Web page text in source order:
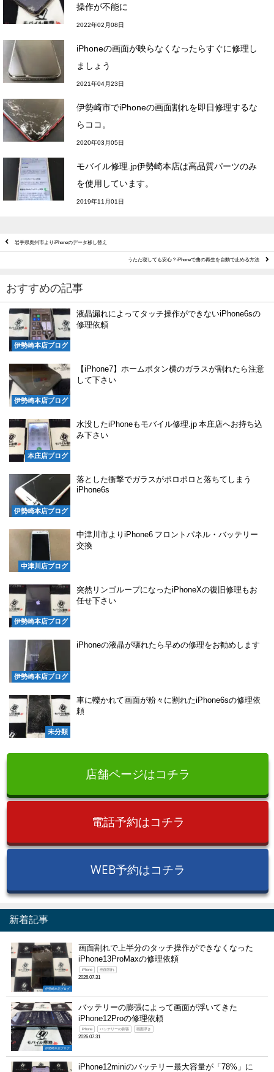
操作が不能に
2022年02月08日
iPhoneの画面が映らなくなったらすぐに修理し
ましょう
2021年04月23日
伊勢崎市でiPhoneの画面割れを即日修理するな
らココ。
2020年03月05日
モバイル修理.jp伊勢崎本店は高品質パーツのみ
を使用しています。
2019年11月01日
岩手県奥州市よりiPhoneのデータ移し替え
うたた寝しても安心？iPhoneで曲の再生を自動で止める方法
おすすめの記事
伊勢崎本店ブログ
液晶漏れによってタッチ操作ができないiPhone6sの
修理依頼
伊勢崎本店ブログ
【iPhone7】ホームボタン横のガラスが割れたら注意
して下さい
本庄店ブログ
水没したiPhoneもモバイル修理.jp 本庄店へお持ち込
み下さい
伊勢崎本店ブログ
落とした衝撃でガラスがポロポロと落ちてしまう
iPhone6s
中津川店ブログ
中津川市よりiPhone6 フロントパネル・バッテリー
交換
伊勢崎本店ブログ
突然リンゴループになったiPhoneXの復旧修理もお
任せ下さい
伊勢崎本店ブログ
iPhoneの液晶が壊れたら早めの修理をお勧めします
未分類
車に轢かれて画面が粉々に割れたiPhone6sの修理依
頼
店舗ページはコチラ
電話予約はコチラ
WEB予約はコチラ
新着記事
伊勢崎本店ブログ
画面割れで上半分のタッチ操作ができなくなった
iPhone13ProMaxの修理依頼
iPhone 画面割れ
2026.07.31
伊勢崎本店ブログ
バッテリーの膨張によって画面が浮いてきた
iPhone12Proの修理依頼
iPhone バッテリーの膨張 画面浮き
2026.07.31
iPhone12miniのバッテリー最大容量が「78%」に